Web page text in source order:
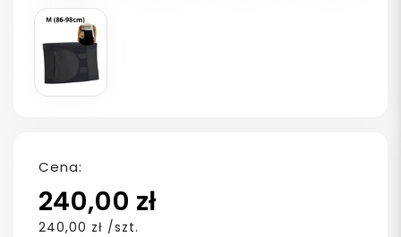
Cena:
240,00 zł
240,00 zł /szt.